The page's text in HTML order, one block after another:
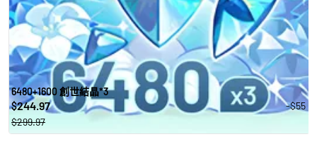
6480+1600 創世結晶*3
$244.97
-$55
$299.97